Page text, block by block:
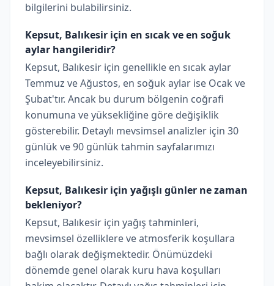
bilgilerini bulabilirsiniz.
Kepsut, Balıkesir için en sıcak ve en soğuk
aylar hangileridir?
Kepsut, Balıkesir için genellikle en sıcak aylar
Temmuz ve Ağustos, en soğuk aylar ise Ocak ve
Şubat'tır. Ancak bu durum bölgenin coğrafi
konumuna ve yüksekliğine göre değişiklik
gösterebilir. Detaylı mevsimsel analizler için 30
günlük ve 90 günlük tahmin sayfalarımızı
inceleyebilirsiniz.
Kepsut, Balıkesir için yağışlı günler ne zaman
bekleniyor?
Kepsut, Balıkesir için yağış tahminleri,
mevsimsel özelliklere ve atmosferik koşullara
bağlı olarak değişmektedir. Önümüzdeki
dönemde genel olarak kuru hava koşulları